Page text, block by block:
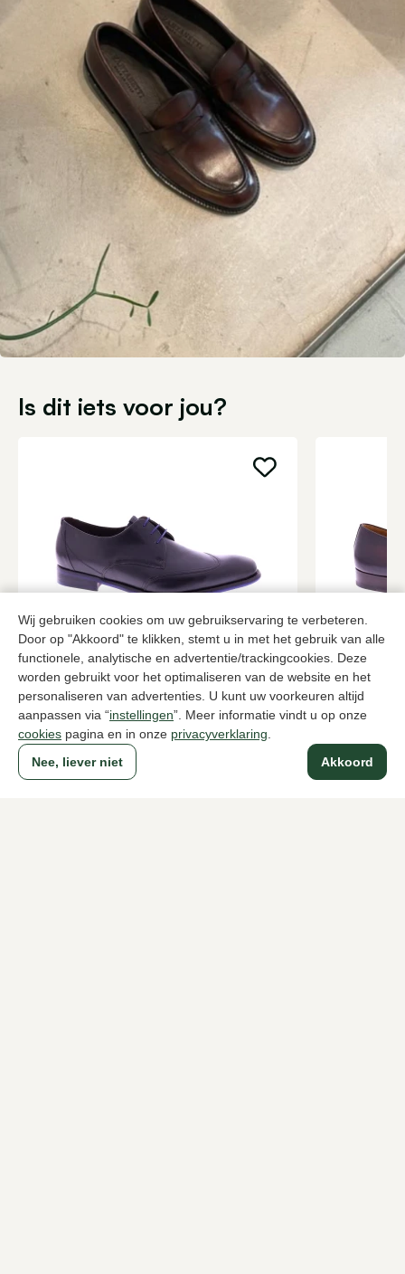
Wij gebruiken cookies om uw gebruikservaring te verbeteren.
Door op "Akkoord" te klikken, stemt u in met het gebruik van alle
functionele, analytische en advertentie/trackingcookies. Deze
worden gebruikt voor het optimaliseren van de website en het
personaliseren van advertenties. U kunt uw voorkeuren altijd
aanpassen via “instellingen”. Meer informatie vindt u op onze
cookies pagina en in onze privacyverklaring
Akkoord
Nee, liever niet
Is dit iets voor jou?
Floris van Bommel
Zwarte veterschoenen heren
289,95
Magnanni
Bruine
379,95